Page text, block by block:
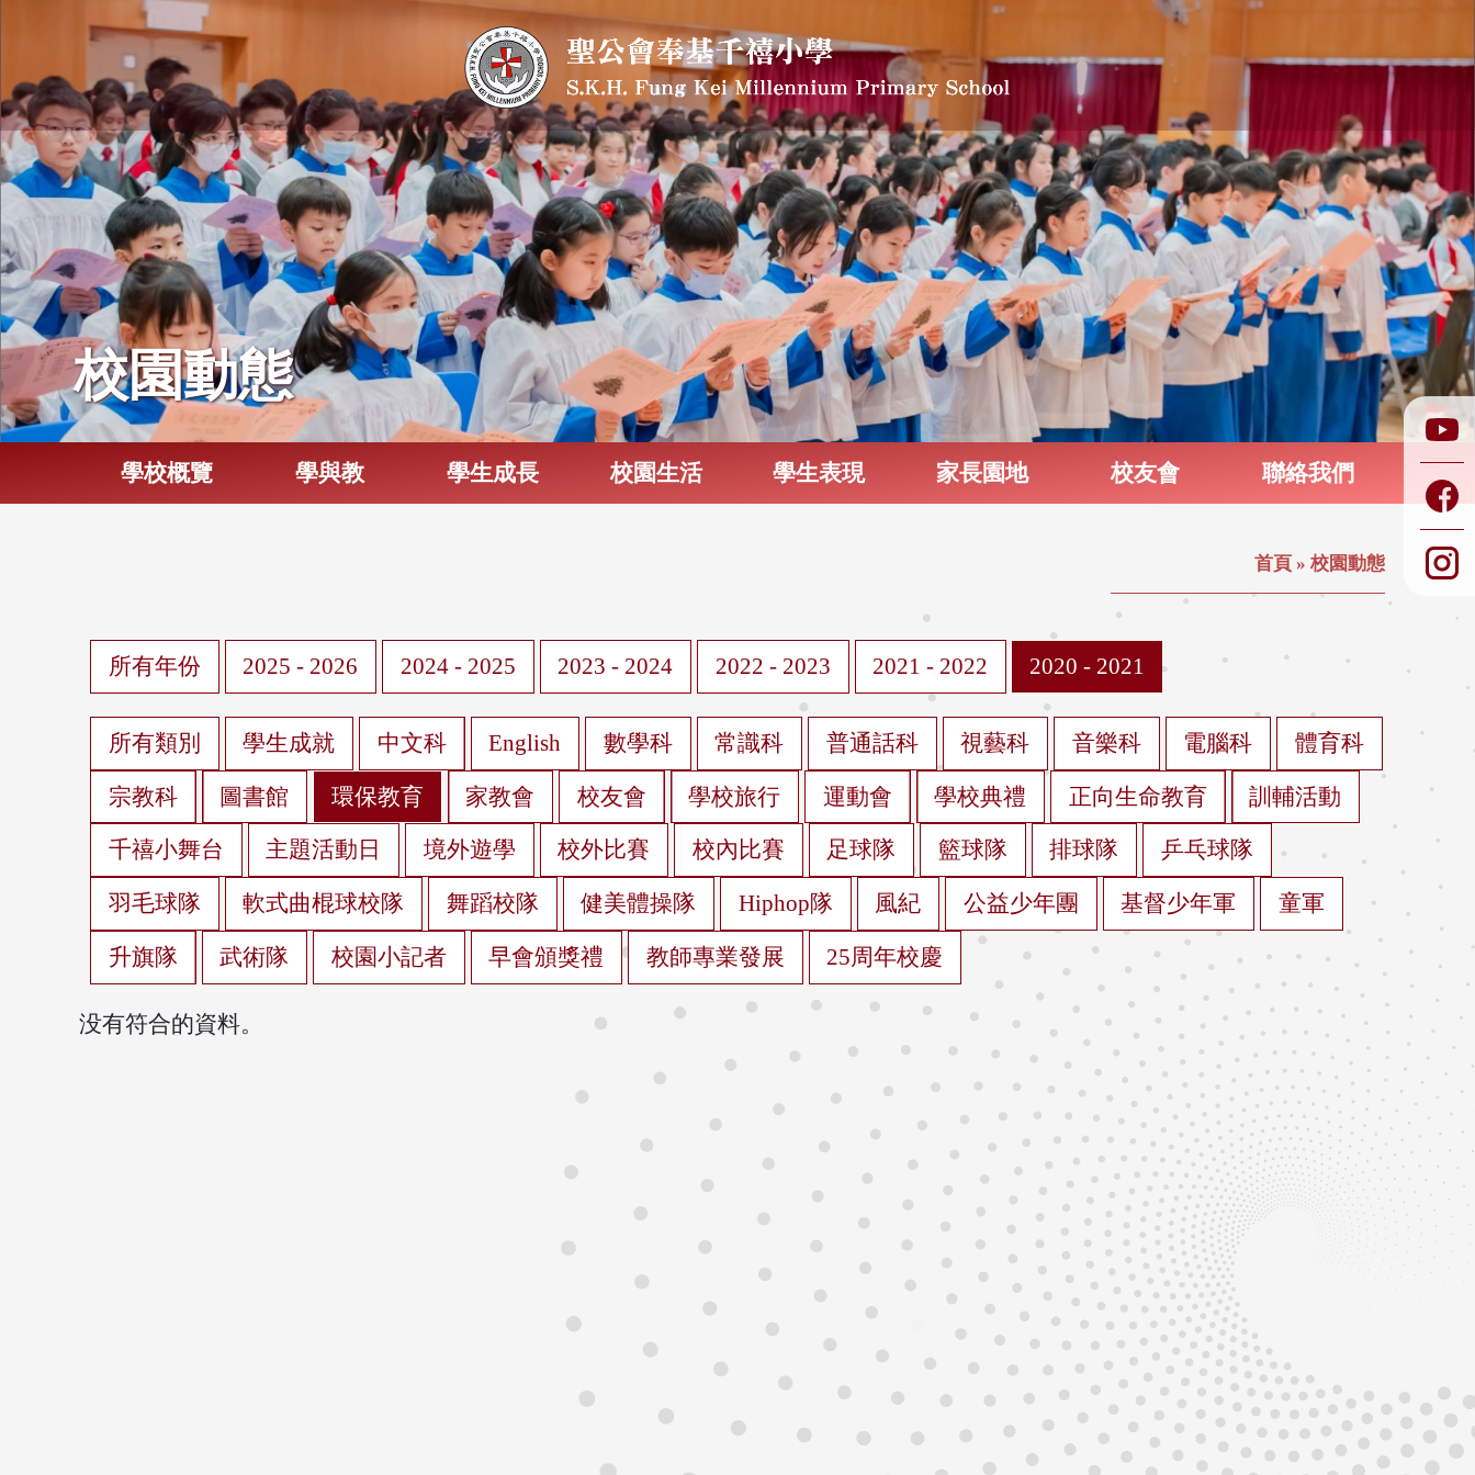
校園動態
學校概覽 學與教 學生成長 校園生活 學生表現 家長園地 校友會 聯絡我們
首頁 » 校園動態
所有年份 2025 - 2026 2024 - 2025 2023 - 2024 2022 - 2023 2021 - 2022 2020 - 2021
所有類別 學生成就 中文科 English 數學科 常識科 普通話科 視藝科 音樂科 電腦科 體育科
宗教科 圖書館 環保教育 家教會 校友會 學校旅行 運動會 學校典禮 正向生命教育 訓輔活動
千禧小舞台 主題活動日 境外遊學 校外比賽 校內比賽 足球隊 籃球隊 排球隊 乒乓球隊
羽毛球隊 軟式曲棍球校隊 舞蹈校隊 健美體操隊 Hiphop隊 風紀 公益少年團 基督少年軍 童軍
升旗隊 武術隊 校園小記者 早會頒獎禮 教師專業發展 25周年校慶
没有符合的資料。